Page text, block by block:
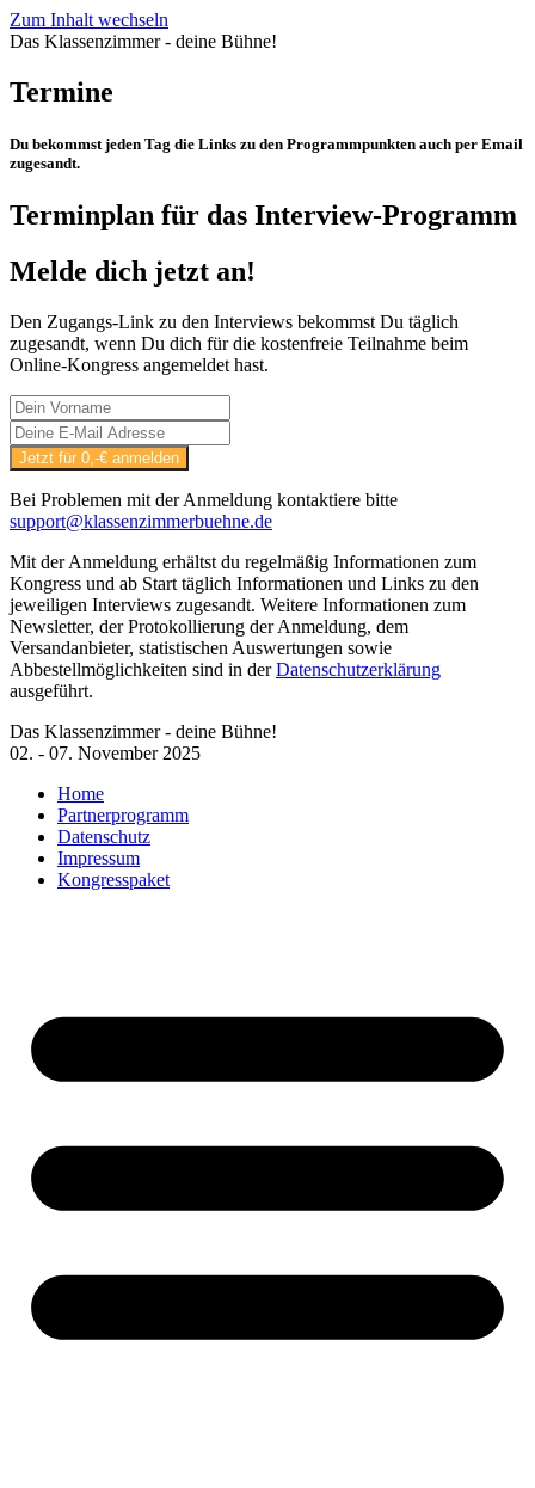
Zum Inhalt wechseln
Das Klassenzimmer - deine Bühne!
Termine
Du bekommst jeden Tag die Links zu den Programmpunkten auch per Email
zugesandt.
Terminplan für das Interview-Programm
Melde dich jetzt an!
Den Zugangs-Link zu den Interviews bekommst Du täglich
zugesandt, wenn Du dich für die kostenfreie Teilnahme beim
Online-Kongress angemeldet hast.
Bei Problemen mit der Anmeldung kontaktiere bitte
support@klassenzimmerbuehne.de
Mit der Anmeldung erhältst du regelmäßig Informationen zum
Kongress und ab Start täglich Informationen und Links zu den
jeweiligen Interviews zugesandt. Weitere Informationen zum
Newsletter, der Protokollierung der Anmeldung, dem
Versandanbieter, statistischen Auswertungen sowie
Abbestellmöglichkeiten sind in derDatenschutzerklärung
ausgeführt.
Das Klassenzimmer - deine Bühne!
02. - 07. November 2025
Home
Partnerprogramm
Datenschutz
Impressum
Kongresspaket